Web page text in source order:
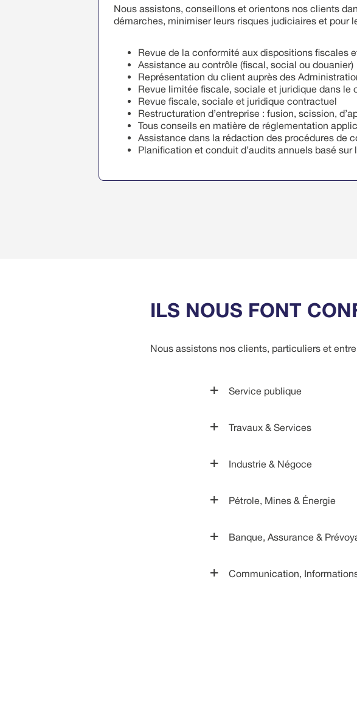
Nous assistons, conseillons et orientons nos clients
démarches, minimiser leurs risques judiciaires et pour
Revue de la conformité aux dispositions fiscales
Assistance au contrôle (fiscal, social ou douanier)
Représentation du client auprès des
Revue limitée fiscale, sociale et juridique dans le
Revue fiscale, sociale et juridique contractuel
Restructuration d’entreprise : fusion, scission,
Tous conseils en matière de réglementation
Assistance dans la rédaction des procédures de
Planification et conduit d’audits annuels basé
ILS NOUS FONT
Nous assistons nos clients, particuliers et
Service publique
Ministère de l’Agriculture, de
Travaux & Services
Industrie & Négoce
Pétrole, Mines & Énergie
Banque, Assurance &
Communication,